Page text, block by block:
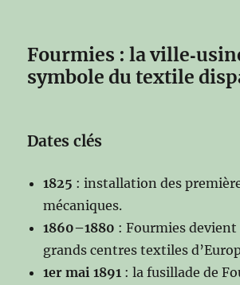
Fourmies : la
symbole du textile
Dates clés
1825 : installation des
mécaniques.
1860–1880 : Fourmies devient
grands centres textiles
1er mai 1891 : la fusillade de